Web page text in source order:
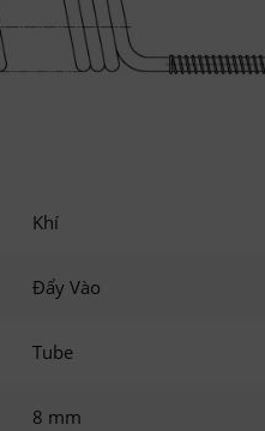
Khí
Đẩy Vào
Tube
8 mm